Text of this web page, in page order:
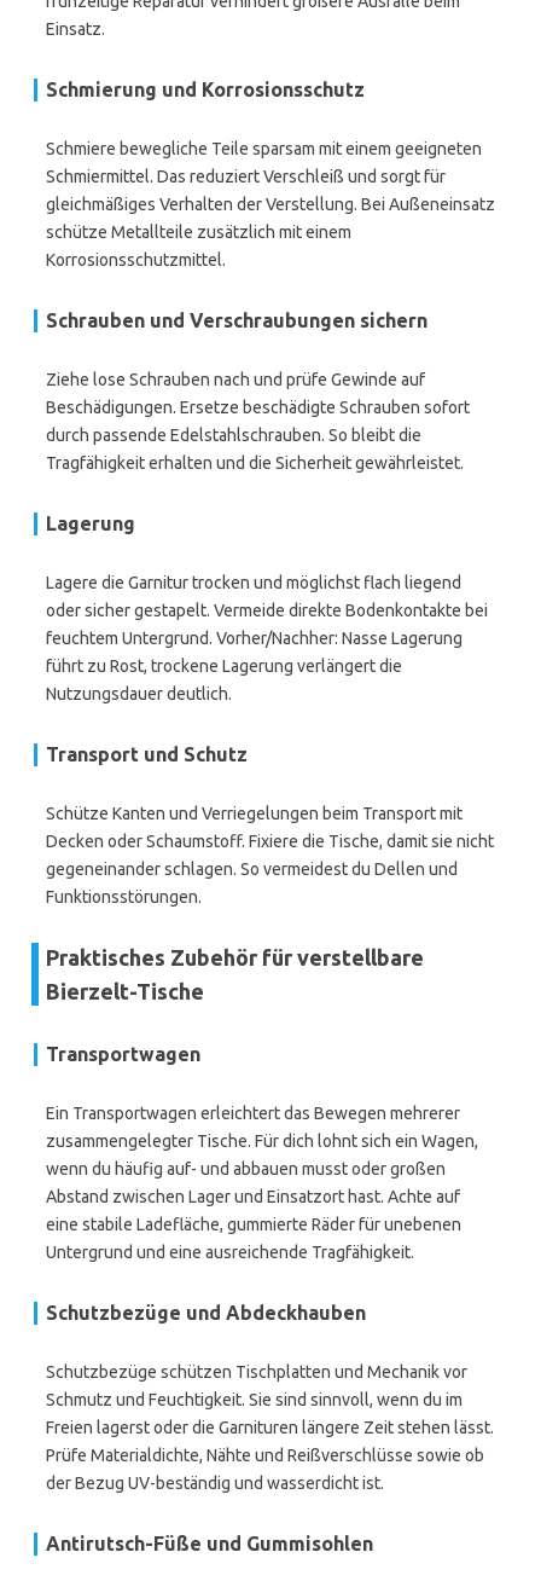
Einsatz.
Schmierung und Korrosionsschutz
Schmiere bewegliche Teile sparsam mit einem geeigneten
Schmiermittel. Das reduziert Verschleiß und sorgt für
gleichmäßiges Verhalten der Verstellung. Bei Außeneinsatz
schütze Metallteile zusätzlich mit einem
Korrosionsschutzmittel.
Schrauben und Verschraubungen sichern
Ziehe lose Schrauben nach und prüfe Gewinde auf
Beschädigungen. Ersetze beschädigte Schrauben sofort
durch passende Edelstahlschrauben. So bleibt die
Tragfähigkeit erhalten und die Sicherheit gewährleistet.
Lagerung
Lagere die Garnitur trocken und möglichst flach liegend
oder sicher gestapelt. Vermeide direkte Bodenkontakte bei
feuchtem Untergrund. Vorher/Nachher: Nasse Lagerung
führt zu Rost, trockene Lagerung verlängert die
Nutzungsdauer deutlich.
Transport und Schutz
Schütze Kanten und Verriegelungen beim Transport mit
Decken oder Schaumstoff. Fixiere die Tische, damit sie nicht
gegeneinander schlagen. So vermeidest du Dellen und
Funktionsstörungen.
Praktisches Zubehör für verstellbare
Bierzelt-Tische
Transportwagen
Ein Transportwagen erleichtert das Bewegen mehrerer
zusammengelegter Tische. Für dich lohnt sich ein Wagen,
wenn du häufig auf- und abbauen musst oder großen
Abstand zwischen Lager und Einsatzort hast. Achte auf
eine stabile Ladefläche, gummierte Räder für unebenen
Untergrund und eine ausreichende Tragfähigkeit.
Schutzbezüge und Abdeckhauben
Schutzbezüge schützen Tischplatten und Mechanik vor
Schmutz und Feuchtigkeit. Sie sind sinnvoll, wenn du im
Freien lagerst oder die Garnituren längere Zeit stehen lässt.
Prüfe Materialdichte, Nähte und Reißverschlüsse sowie ob
der Bezug UV-beständig und wasserdicht ist.
Antirutsch-Füße und Gummisohlen